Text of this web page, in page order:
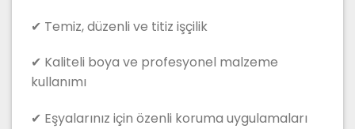
✔ Temiz, düzenli ve titiz işçilik
✔ Kaliteli boya ve profesyonel malzeme
kullanımı
✔ Eşyalarınız için özenli koruma uygulamaları